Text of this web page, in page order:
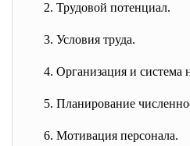
2. Трудовой потенциал.
3. Условия труда.
4. Организация и система
5. Планирование
6. Мотивация персонала.